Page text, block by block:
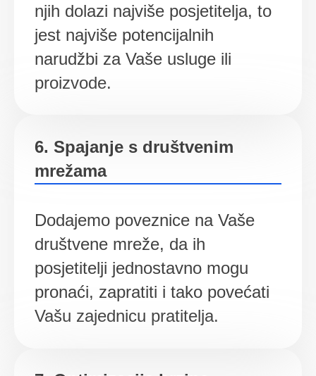
njih dolazi najviše posjetitelja, to
jest najviše potencijalnih
narudžbi za Vaše usluge ili
proizvode.
6. Spajanje s društvenim
mrežama
Dodajemo poveznice na Vaše
društvene mreže, da ih
posjetitelji jednostavno mogu
pronaći, zapratiti i tako povećati
Vašu zajednicu pratitelja.